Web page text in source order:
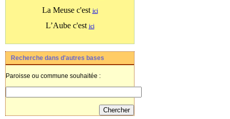
La Meuse c'est ici
L’Aube c'est ici
Recherche dans d'autres bases
Paroisse ou commune souhaitée :